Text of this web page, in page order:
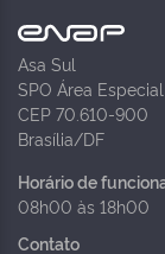
Asa Sul
SPO Área
CEP 70.610-900
Brasília/DF
Horário de
08h00 às 18h00
Contato